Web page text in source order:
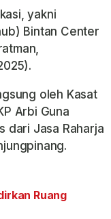
yakni
Bintan Center
oleh Kasat
Arbi Guna
dari Jasa Raharja
Ruang